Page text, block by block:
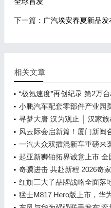
下一篇： 广汽埃安春夏新品
相关文章
“极氪速度”再创纪录 第2万
小鹏汽车配套零部件产业园
智能汽车集群
寻梦大唐 汉为观止 │ 汉家
发布会，敬请期待！
风云际会启新篇！厦门新闽
开业
一汽大众双插混新车重磅来
起亚新狮铂拓界诚意上市 全
万元起
奇骥进击 共赴新程 2026奇
红旗三大子品牌战略全面落
章
猛士M817 Hero版上市，华